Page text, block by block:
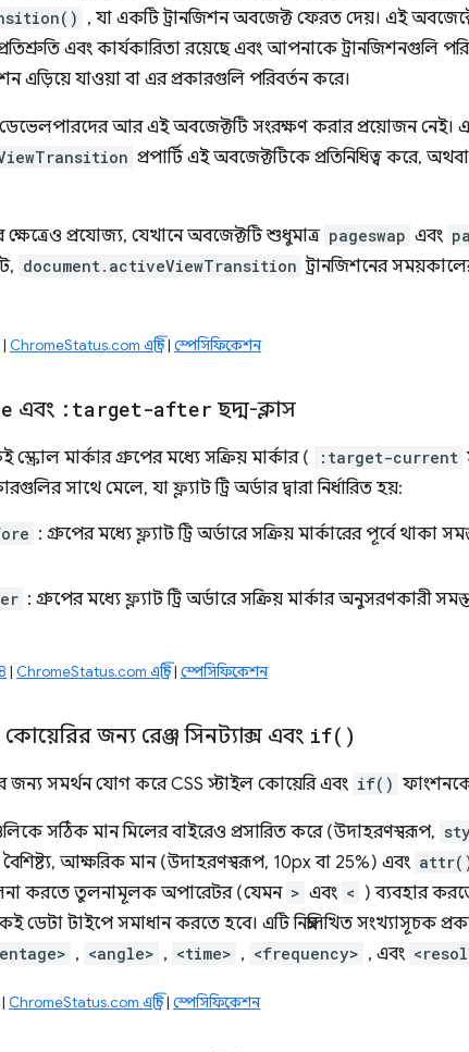
, যা একটি ট্রানজিশন অবজেক্ট ফেরত দেয়। এই
এবং কার্যকারিতা রয়েছে এবং আপনাকে ট্রানজিশনগুলি
এড়িয়ে যাওয়া বা এর প্রকারগুলি পরিবর্তন করে।
আর এই অবজেক্টটি সংরক্ষণ করার প্রয়োজন নেই।
প্রপার্টি এই অবজেক্টটিকে প্রতিনিধিত্ব করে,
ক্ষেত্রেও প্রযোজ্য, যেখানে অবজেক্টটি শুধুমাত্র pageswap এবং
document.activeViewTransition ট্রানজিশনের
| ChromeStatus.com এন্ট্রি| স্পেসিফিকেশন
এবং :target-after ছদ্ম-ক্লাস
মার্কার গ্রুপের মধ্যে সক্রিয় মার্কার ( :target-current
সাথে মেলে, যা ফ্ল্যাট ট্রি অর্ডার দ্বারা নির্ধারিত হয়:
: গ্রুপের মধ্যে ফ্ল্যাট ট্রি অর্ডারে সক্রিয় মার্কারের পূর্বে থাকা
: গ্রুপের মধ্যে ফ্ল্যাট ট্রি অর্ডারে সক্রিয় মার্কার অনুসরণকারী
| ChromeStatus.com এন্ট্রি| স্পেসিফিকেশন
জন্য রেঞ্জ সিনট্যাক্স এবং if( )
জন্য সমর্থন যোগ করে CSS স্টাইল কোয়েরি এবং if()
সঠিক মান মিলের বাইরেও প্রসারিত করে (উদাহরণস্বরূপ,
আক্ষরিক মান (উদাহরণস্বরূপ, 10px বা 25%) এবং
করতে তুলনামূলক অপারেটর (যেমন > এবং < ) ব্যবহার
টাইপে সমাধান করতে হবে। এটি নিম্নলিখিত সংখ্যাসূচক
, <angle> , <time> , <frequency> , এবং
| ChromeStatus.com এন্ট্রি| স্পেসিফিকেশন